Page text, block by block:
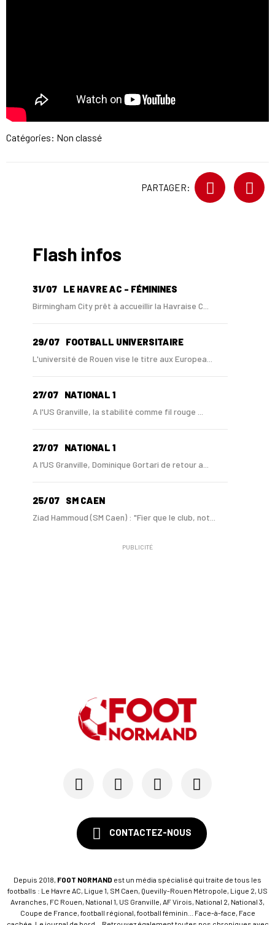
Catégories: Non classé
PARTAGER:
Flash infos
31/07 LE HAVRE AC - FÉMININES
Birmingham City prêt à accueillir la Havraise C...
29/07 FOOTBALL UNIVERSITAIRE
L'université de Rouen vise le titre aux Europea...
27/07 NATIONAL 1
A l'US Granville, la stabilité comme fil rouge ...
27/07 NATIONAL 1
A l’US Granville, Dominique Gortari de retour a...
25/07 SM CAEN
Ziad Hammoud (SM Caen) : "Fier que le club, not...
SM CAEN - MERCATO
SM CAEN - MERCATO
Avec Mohamed Hafid, Malherbe veut frapper un gr...
SM Caen : Julien Meilhac quitte la direction de...
PUBLICITÉ
CONTACTEZ-NOUS
Depuis 2018, FOOT NORMAND est un média spécialisé qui traite de tous les
footballs : Le Havre AC, Ligue 1, SM Caen, Quevilly-Rouen Métropole, Ligue 2, US
Avranches, FC Rouen, National 1, US Granville, AF Virois, National 2, National 3,
Coupe de France, football régional, football féminin... Face-à-face, Face